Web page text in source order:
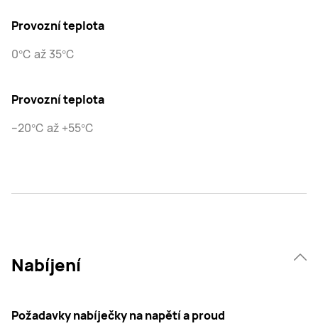
Provozní teplota
0℃ až 35℃
Provozní teplota
–20℃ až +55℃
Nabíjení
Požadavky nabíječky na napětí a proud